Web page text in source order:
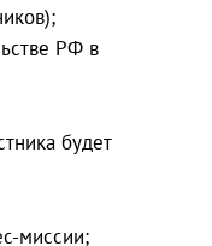
РФ в
будет
миссии;